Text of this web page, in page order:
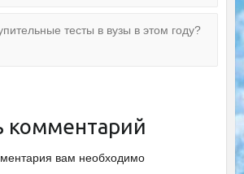
тесты в вузы в этом году?
комментарий
вам необходимо